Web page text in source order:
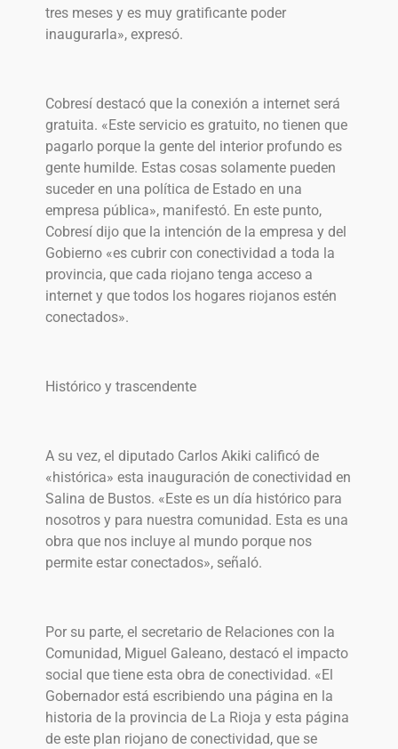
tres meses y es muy gratificante poder
inaugurarla», expresó.
Cobresí destacó que la conexión a internet será
gratuita. «Este servicio es gratuito, no tienen que
pagarlo porque la gente del interior profundo es
gente humilde. Estas cosas solamente pueden
suceder en una política de Estado en una
empresa pública», manifestó. En este punto,
Cobresí dijo que la intención de la empresa y del
Gobierno «es cubrir con conectividad a toda la
provincia, que cada riojano tenga acceso a
internet y que todos los hogares riojanos estén
conectados».
Histórico y trascendente
A su vez, el diputado Carlos Akiki calificó de
«histórica» esta inauguración de conectividad en
Salina de Bustos. «Este es un día histórico para
nosotros y para nuestra comunidad. Esta es una
obra que nos incluye al mundo porque nos
permite estar conectados», señaló.
Por su parte, el secretario de Relaciones con la
Comunidad, Miguel Galeano, destacó el impacto
social que tiene esta obra de conectividad. «El
Gobernador está escribiendo una página en la
historia de la provincia de La Rioja y esta página
de este plan riojano de conectividad, que se